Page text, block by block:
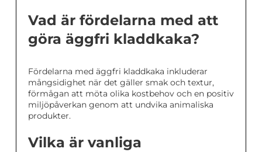
Vad är fördelarna med att
göra äggfri kladdkaka?
Fördelarna med äggfri kladdkaka inkluderar
mångsidighet när det gäller smak och textur,
förmågan att möta olika kostbehov och en positiv
miljöpåverkan genom att undvika animaliska
produkter.
Vilka är vanliga